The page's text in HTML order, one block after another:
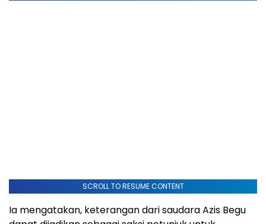
SCROLL TO RESUME CONTENT
Ia mengatakan, keterangan dari saudara Azis Begu